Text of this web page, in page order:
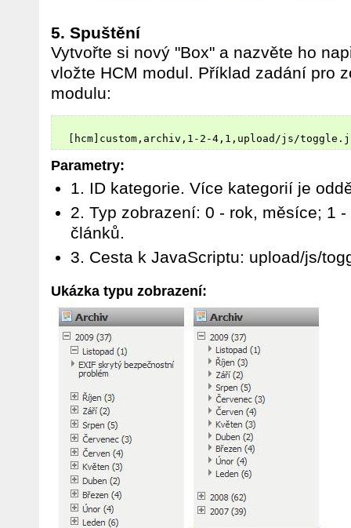
5. Spuštění
Vytvořte si nový "Box" a nazvěte ho
vložte HCM modul. Příklad zadání pro
modulu:
Parametry:
1. ID kategorie. Více kategorií je
2. Typ zobrazení: 0 - rok, měsíce; 1
článků.
3. Cesta k JavaScriptu: upload/js/
Ukázka typu zobrazení: